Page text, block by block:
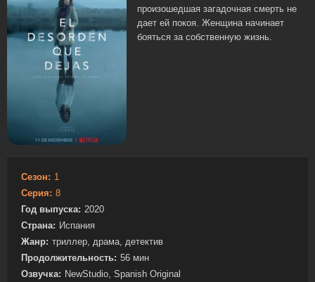
произошедшая загадочная смерть не
дает ей покоя. Женщина начинает
бояться за собственную жизнь.
Сезон: 1
Серия: 8
Год выпуска: 2020
Страна: Испания
Жанр: триллер, драма, детектив
Продолжительность: 56 мин
Озвучка: NewStudio, Spanish Original